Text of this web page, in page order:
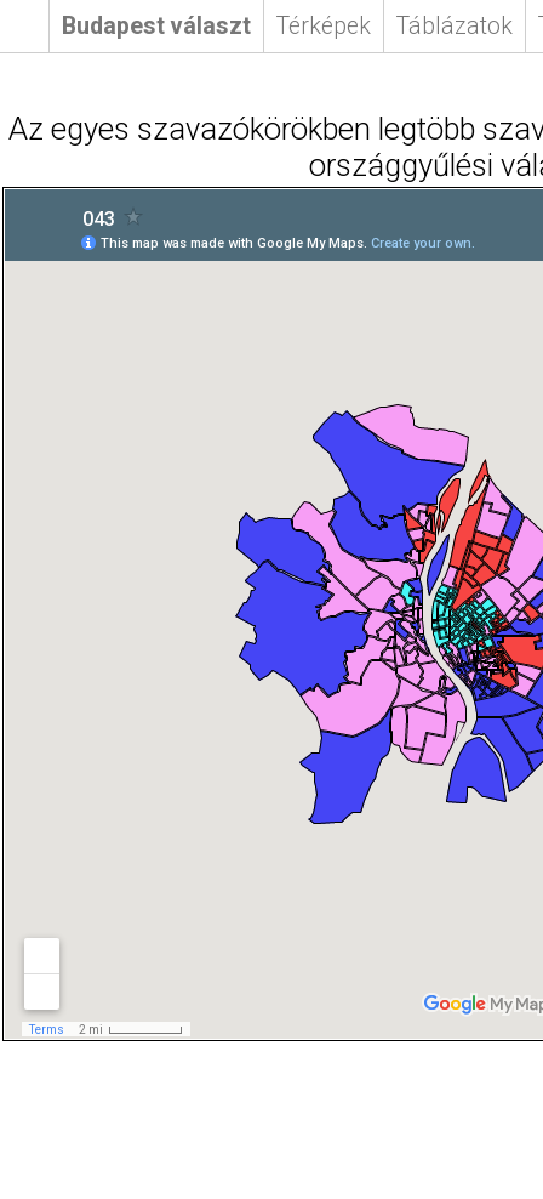
Budapest választ Térképek Táblázatok
Az egyes szavazókörökben legtöbb
országgyűlési